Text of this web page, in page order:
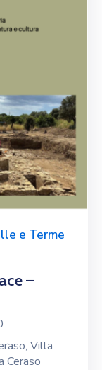
e Terme
–
Villa
Ceraso